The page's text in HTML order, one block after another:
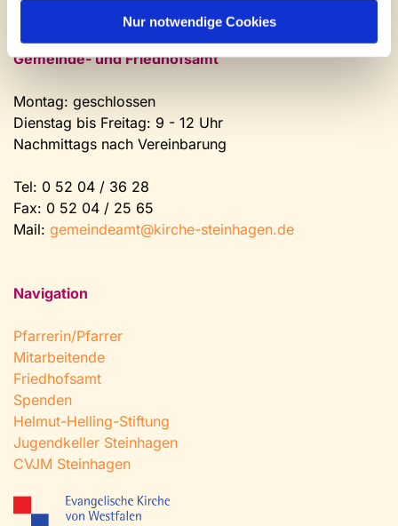
Nur notwendige Cookies
Kontakt und Öffnungszeiten
Gemeinde- und Friedhofsamt
Montag: geschlossen
Dienstag bis Freitag: 9 - 12 Uhr
Nachmittags nach Vereinbarung
Tel: 0 52 04 / 36 28
Fax: 0 52 04 / 25 65
Mail: gemeindeamt@kirche-steinhagen.de
Navigation
Pfarrerin/Pfarrer
Mitarbeitende
Friedhofsamt
Spenden
Helmut-Helling-Stiftung
Jugendkeller Steinhagen
CVJM Steinhagen